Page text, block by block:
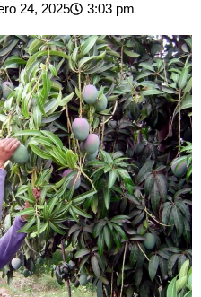
24, 2025 3:03 pm